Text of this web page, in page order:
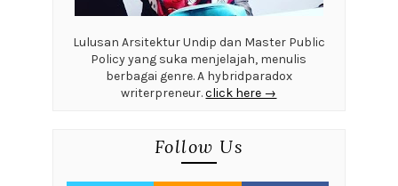
Lulusan Arsitektur Undip dan Master Public
Policy yang suka menjelajah, menulis
berbagai genre. A hybridparadox
writerpreneur.click here →
Follow Us